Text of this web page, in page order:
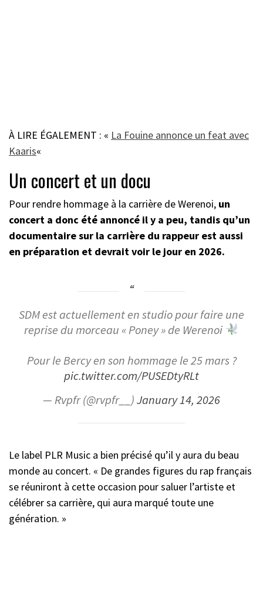
À LIRE ÉGALEMENT : « La Fouine annonce un feat avec
Kaaris«
Un concert et un docu
Pour rendre hommage à la carrière de Werenoi, un
concert a donc été annoncé il y a peu, tandis qu’un
documentaire sur la carrière du rappeur est aussi
en préparation et devrait voir le jour en 2026.
SDM est actuellement en studio pour faire une
reprise du morceau « Poney » de Werenoi
Pour le Bercy en son hommage le 25 mars ?
pic.twitter.com/PUSEDtyRLt
— Rvpfr (@rvpfr__)January 14, 2026
Le label PLR Music a bien précisé qu’il y aura du beau
monde au concert. « De grandes figures du rap français
se réuniront à cette occasion pour saluer l’artiste et
célébrer sa carrière, qui aura marqué toute une
génération. »